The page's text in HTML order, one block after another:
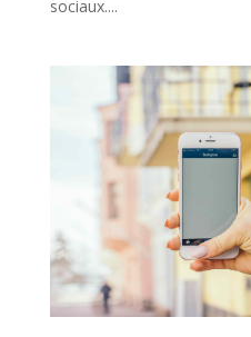
sociaux....